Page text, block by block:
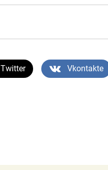
Twitter Vkontakte